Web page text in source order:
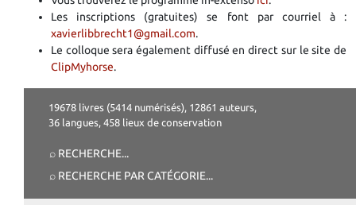
Les inscriptions (gratuites) se font par courriel à :
xavierlibbrecht1@gmail.com.
Le colloque sera également diffusé en direct sur le site de
ClipMyhorse.
19678 livres (5414 numérisés), 12861 auteurs,
36 langues, 458 lieux de conservation
⌕ RECHERCHE...
⌕ RECHERCHE PAR CATÉGORIE...